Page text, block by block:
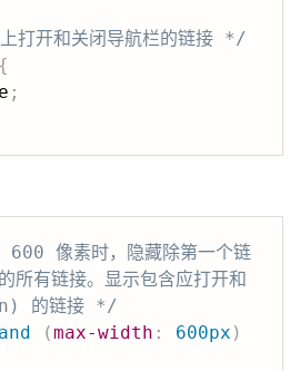
打开和关闭导航栏的链接 */
{
;
像素时，隐藏除第一个链
所有链接。显示包含应打开和
的链接 */
and (max-width : 600px )